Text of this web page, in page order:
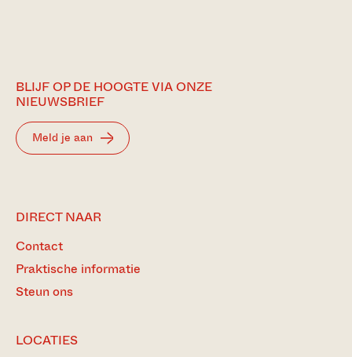
BLIJF OP DE HOOGTE VIA ONZE
NIEUWSBRIEF
Meld je aan
DIRECT NAAR
Contact
Praktische informatie
Steun ons
LOCATIES